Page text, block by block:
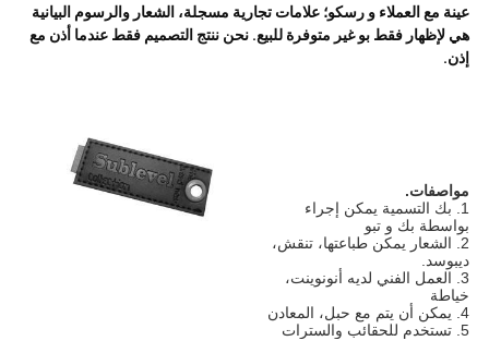
عينة مع العملاء و رسكو؛ علامات تجارية مسجلة، الشعار والرسوم البيانية
هي لإظهار فقط بو غير متوفرة للبيع. نحن ننتج التصميم فقط عندما أذن مع
إذن.
مواصفات.
1. بك التسمية يمكن إجراء
بواسطة بك و تبو
2. الشعار يمكن طباعتها، تنقش،
ديبوسد.
3. العمل الفني لديه أنونوينت،
خياطة
4. يمكن أن يتم مع حبل، المعادن
5. تستخدم للحقائب والسترات